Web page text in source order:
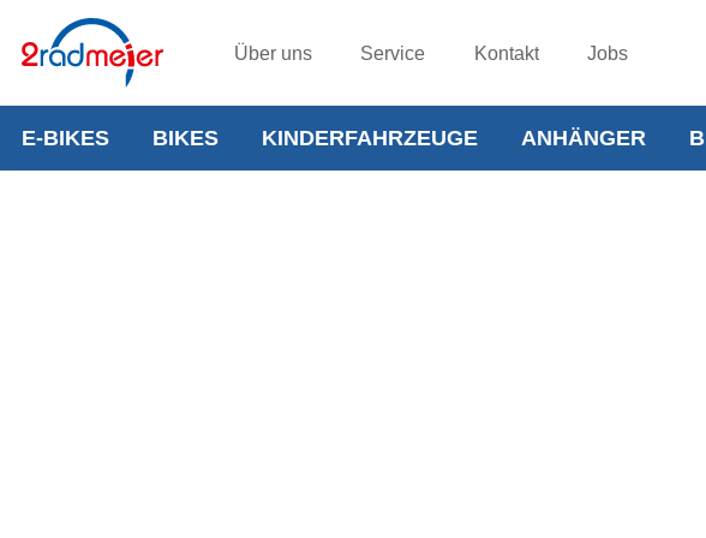
Über uns Service Kontakt Jobs
E-BIKES BIKES KINDERFAHRZEUGE ANHÄNGER